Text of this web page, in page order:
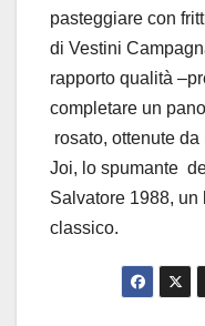
pasteggiare con
di Vestini
rapporto qualità
completare un
rosato, ottenute
Joi, lo spumante
Salvatore 1988, un
classico.